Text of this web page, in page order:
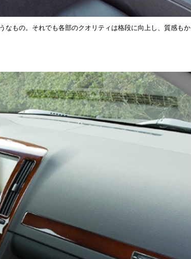
もの。それでも各部のクオリティは格段に向上し、質感もか